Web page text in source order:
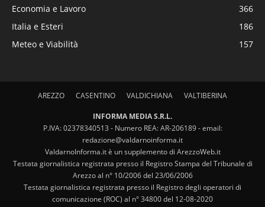
Economia e Lavoro
366
Italia e Esteri
186
Meteo e Viabilità
157
AREZZO CASENTINO VALDICHIANA VALTIBERINA
INFORMA MEDIA S.R.L.
P.IVA: 02378340513 - Numero REA: AR-206189 - email:
redazione@valdarnoinforma.it
ValdarnoInforma.it è un supplemento di ArezzoWeb.it
Testata giornalistica registrata presso il Registro Stampa del Tribunale di
Arezzo al n° 10/2006 del 23/06/2006
Testata giornalistica registrata presso il Registro degli operatori di
comunicazione (ROC) al n° 34800 del 12-08-2020